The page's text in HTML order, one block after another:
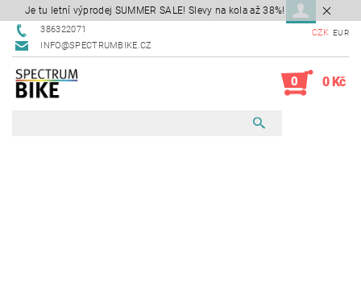
Je tu letní výprodej SUMMER SALE! Slevy na kola až 38%!
386322071
INFO@SPECTRUMBIKE.CZ
CZK EUR
0 0 Kč